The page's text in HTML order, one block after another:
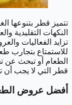
تتميز قطر بتنوعها
النكهات التقليدية
تزايد الفعاليات
للاستمتاع بتجارب
الطعام أو تبحث عن
قطر التي لا يجب أن
أفضل عروض